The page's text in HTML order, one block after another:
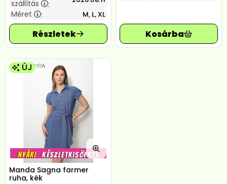
szállítás
:
Méret : M, L, XL
ÚJ
Manda Sagna farmer
ruha, kék